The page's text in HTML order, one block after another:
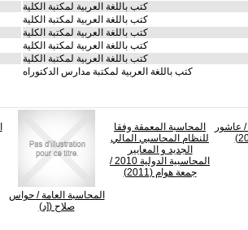
كتب باللغة العربية لمكتبة الكلية
كتب باللغة العربية لمكتبة الكلية
كتب باللغة العربية لمكتبة الكلية
كتب باللغة العربية لمكتبة الكلية
كتب باللغة العربية لمكتبة الكلية
كتب باللغة العربية لمكتبة مدارس الدكتوراه
المحاسبة العامة/ حواس
صلاح ([د)
المحاسبة المعمقة وفقا
للنظام المحاسبي المالي
الجديد و المعايير
المحاسبية الدولية 2010
/
جمعة هوام (2011)
/ عاشور